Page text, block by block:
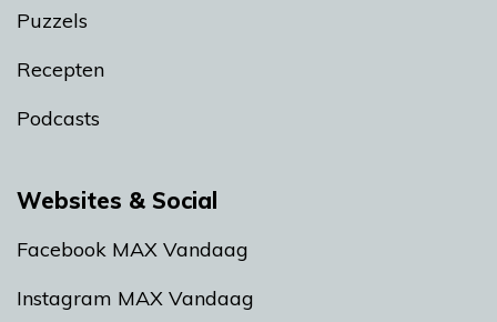
Puzzels
Recepten
Podcasts
Websites & Social
Facebook MAX Vandaag
Instagram MAX Vandaag